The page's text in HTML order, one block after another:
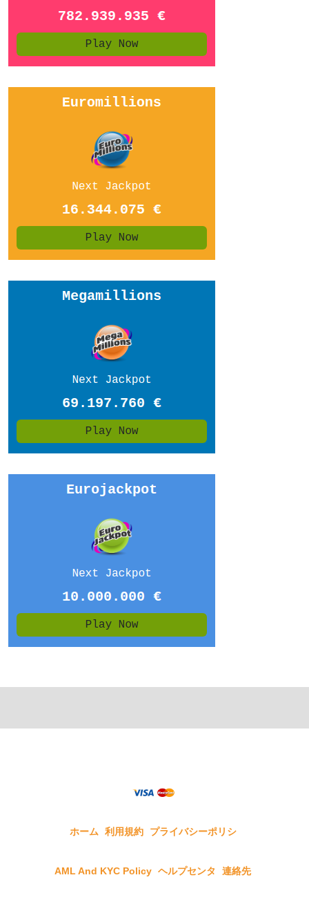
ホーム 利用規約 プライバシーポリシ
AML And KYC Policy ヘルプセンタ 連絡先